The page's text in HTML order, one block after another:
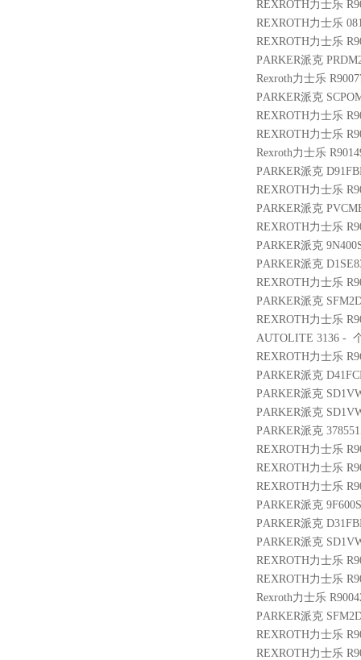
REXROTH力士乐
REXROTH力士乐
REXROTH力士乐
PARKER派克
Rexroth力士乐
PARKER派克
REXROTH力士乐
REXROTH力士乐
Rexroth力士乐
PARKER派克
REXROTH力士乐
PARKER派克
REXROTH力士乐
PARKER派克
PARKER派克
REXROTH力士乐
PARKER派克
REXROTH力士乐
AUTOLITE 3136 -
REXROTH力士乐
PARKER派克
PARKER派克
PARKER派克
PARKER派克
REXROTH力士乐
REXROTH力士乐
REXROTH力士乐
PARKER派克
PARKER派克
PARKER派克
REXROTH力士乐
REXROTH力士乐
Rexroth力士乐
PARKER派克
REXROTH力士乐
REXROTH力士乐